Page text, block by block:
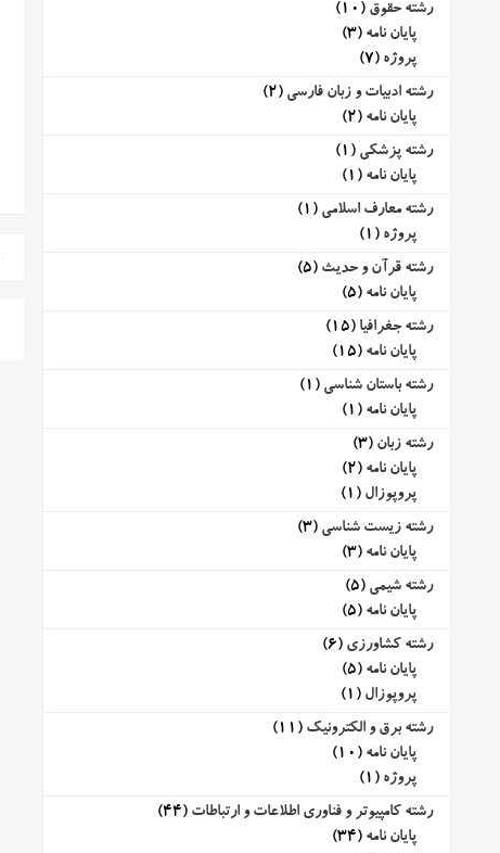
رشته حقوق (10)
پایان نامه (3)
پروژه (7)
رشته ادبیات و زبان فارسی (2)
پایان نامه (2)
رشته پزشکی (1)
پایان نامه (1)
رشته معارف اسلامی (1)
پروژه (1)
رشته قرآن و حدیث (5)
پایان نامه (5)
رشته جغرافیا (15)
پایان نامه (15)
رشته باستان شناسی (1)
پایان نامه (1)
رشته زبان (3)
پایان نامه (2)
پروپوزال (1)
رشته زیست شناسی (3)
پایان نامه (3)
رشته شیمی (5)
پایان نامه (5)
رشته کشاورزی (6)
پایان نامه (5)
پروپوزال (1)
رشته برق و الکترونیک (11)
پایان نامه (10)
پروژه (1)
رشته کامپیوتر و فناوری اطلاعات و ارتباطات (44)
پایان نامه (34)